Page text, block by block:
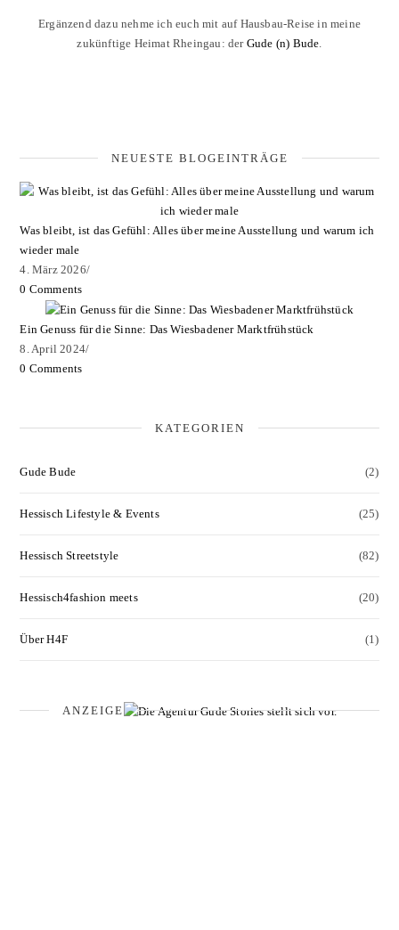
Ergänzend dazu nehme ich euch mit auf Hausbau-Reise in meine
zukünftige Heimat Rheingau: der Gude (n) Bude
NEUESTE BLOGEINTRÄGE
Was bleibt, ist das Gefühl: Alles über meine Ausstellung und warum ich
wieder male
4. März 2026/
0 Comments
Ein Genuss für die Sinne: Das Wiesbadener Marktfrühstück
8. April 2024/
0 Comments
KATEGORIEN
Gude Bude (2)
Hessisch Lifestyle & Events (25)
Hessisch Streetstyle (82)
Hessisch4fashion meets (20)
Über H4F (1)
ANZEIGE